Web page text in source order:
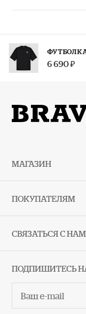
ФУТБОЛКА
6 690 ₽
МАГАЗИН
ПОКУПАТЕЛЯМ
СВЯЗАТЬСЯ С
ПОДПИШИТЕСЬ